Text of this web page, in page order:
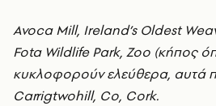
Avoca Mill, Ireland’s Oldest
Fota Wildlife Park, Zoo (κήπος
κυκλοφορούν ελεύθερα, αυτά
Carrigtwohill, Co, Cork.